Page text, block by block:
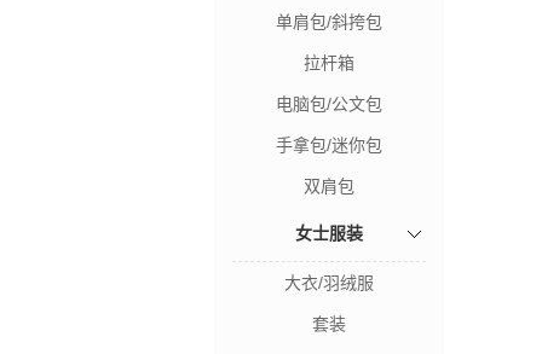
单肩包/斜挎包
拉杆箱
电脑包/公文包
手拿包/迷你包
双肩包
女士服装
大衣/羽绒服
套装